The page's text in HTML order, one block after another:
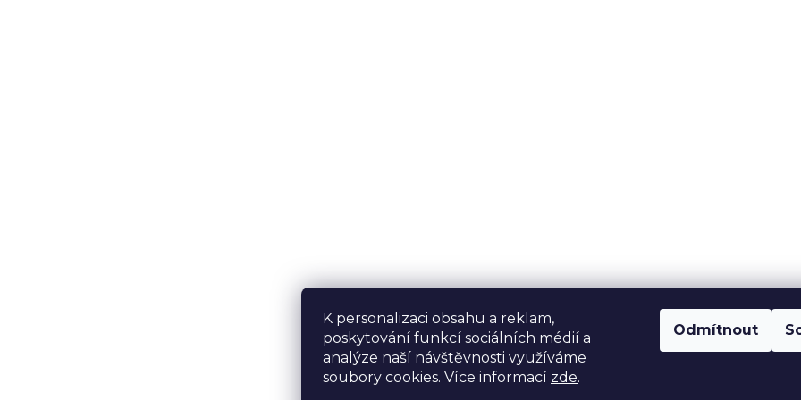
K personalizaci obsahu a reklam,
poskytování funkcí sociálních médií a
analýze naší návštěvnosti využíváme
soubory cookies. Více informací zde.
Odmítnout